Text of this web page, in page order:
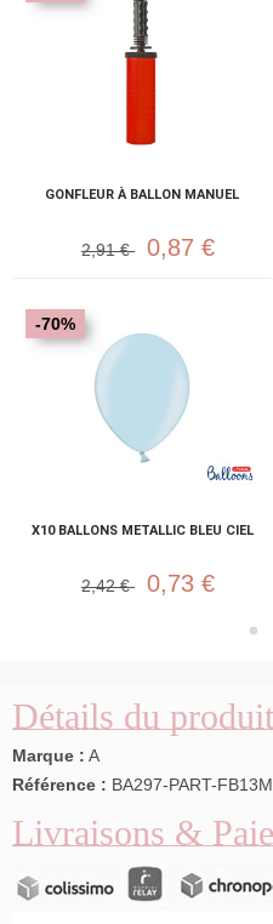
GONFLEUR À BALLON MANUEL
2,91 € 0,87 €
X10 BALLONS METALLIC BLEU CIEL
-70%
2,42 € 0,73 €
Détails du produit
Marque : A
Référence : BA297-PART-
Livraisons &